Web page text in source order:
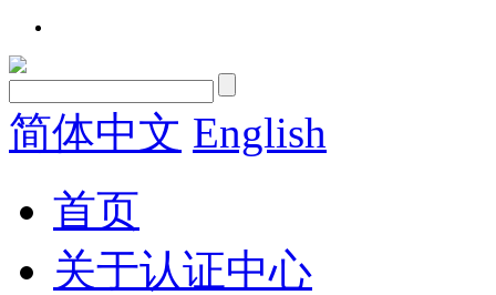
简体中文 English
首页
关于认证中心